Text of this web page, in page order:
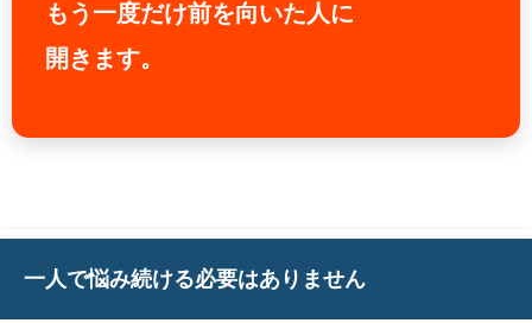
もう一度だけ前を向いた人に
開きます。
一人で悩み続ける必要はありません